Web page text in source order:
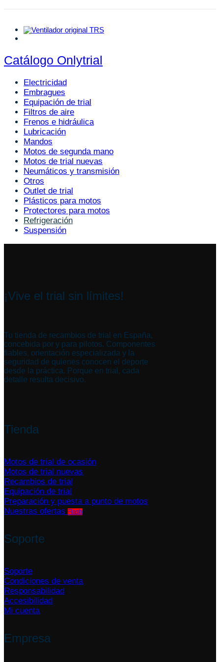
Catálogo Onlytrial
Electricidad
Embragues
Equipación de trial
Filtros de aire
Frenos e hidráulica
Lubricación
Mandos
Motos de segunda mano
Motos de trial nuevas
Neumáticos y transmisión
Otros
Outlet de trial
Plásticos para motos
Protectores para motos
Refrigeración
Suspensión
¡Vive el trial sin límites!
Tu tienda de recambios de trial en España,
concebida por y para pilotos. Componentes
fiables, orientación especializada y la
seguridad de quienes conocen el deporte
desde la práctica. Porque en trial, cada
detalle resulta decisivo.
Tienda
Motos de trial de ocasión
Motos de trial nuevas
Recambios de trial
Equipación de trial
Preparación y puesta a punto de motos
Nuestras ofertas
Soporte
Soporte
Condiciones de venta
Responsabilidad
Accesibilidad
Mi cuenta
Empresa